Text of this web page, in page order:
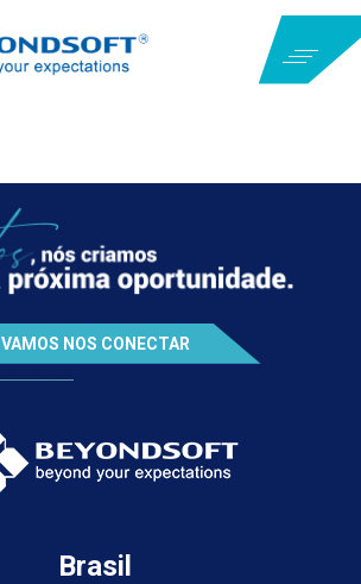
VAMOS NOS CONECTAR
Brasil